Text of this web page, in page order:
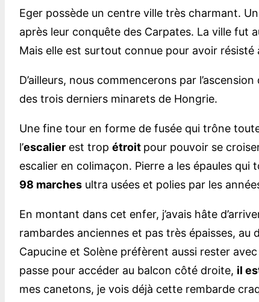
Eger possède un centre ville très charmant.
après leur conquête des Carpates. La ville fut
Mais elle est surtout connue pour avoir résisté
D’ailleurs, nous commencerons par l’ascension
des trois derniers minarets de Hongrie.
Une fine tour en forme de fusée qui trône
l’escalier est trop étroit pour pouvoir se
escalier en colimaçon. Pierre a les épaules
98 marches ultra usées et polies par les
En montant dans cet enfer, j’avais hâte
rambardes anciennes et pas très épaisses,
Capucine et Solène préfèrent aussi rester
passe pour accéder au balcon côté droite, il
mes canetons, je vois déjà cette rembarde